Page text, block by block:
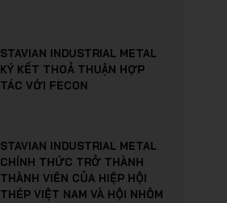
STAVIAN INDUSTRIAL METAL
KÝ KẾT THOẢ THUẬN HỢP
TÁC VỚI FECON
STAVIAN INDUSTRIAL METAL
CHÍNH THỨC TRỞ THÀNH
THÀNH VIÊN CỦA HIỆP HỘI
THÉP VIỆT NAM VÀ HỘI NHÔM